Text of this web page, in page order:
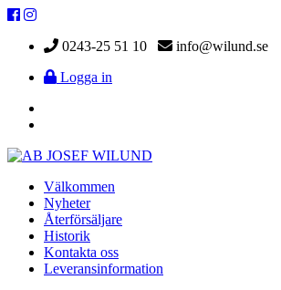
0243-25 51 10
info@wilund.se
Logga in
Välkommen
Nyheter
Återförsäljare
Historik
Kontakta oss
Leveransinformation